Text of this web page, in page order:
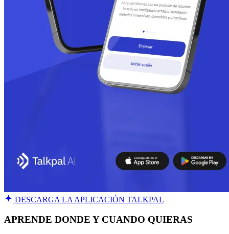
DESCARGA LA APLICACIÓN TALKPAL
APRENDE DONDE Y CUANDO QUIERAS